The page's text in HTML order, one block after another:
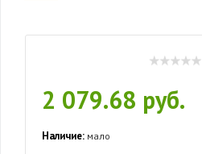
2 079.68 руб.
Наличие: мало